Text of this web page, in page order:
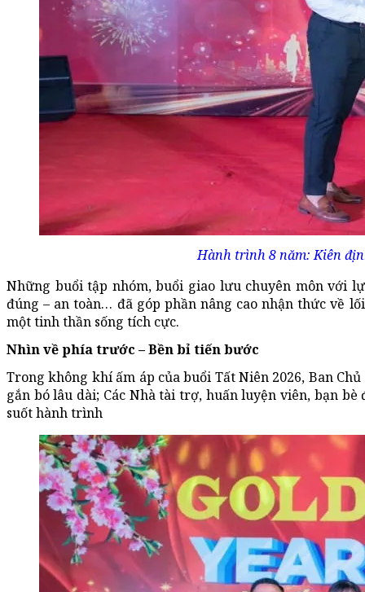
Hành trình 8 năm: Kiên
Những buổi tập nhóm, buổi giao lưu chuyên môn với
đúng – an toàn… đã góp phần nâng cao nhận thức về
một tinh thần sống tích cực.
Nhìn về phía trước – Bền bỉ tiến bước
Trong không khí ấm áp của buổi Tất Niên 2026, Ban
gắn bó lâu dài; Các Nhà tài trợ, huấn luyện viên, bạn
suốt hành trình